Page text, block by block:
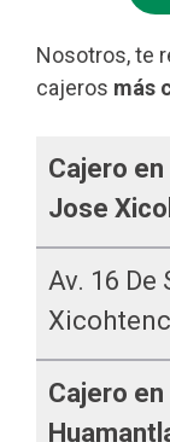
Nosotros, te
cajeros más
Cajero
Jose
Av. 16
Cajero